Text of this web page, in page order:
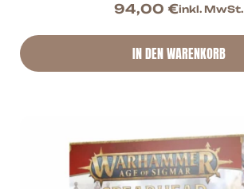
94,00 €inkl. MwSt.
IN DEN WARENKORB